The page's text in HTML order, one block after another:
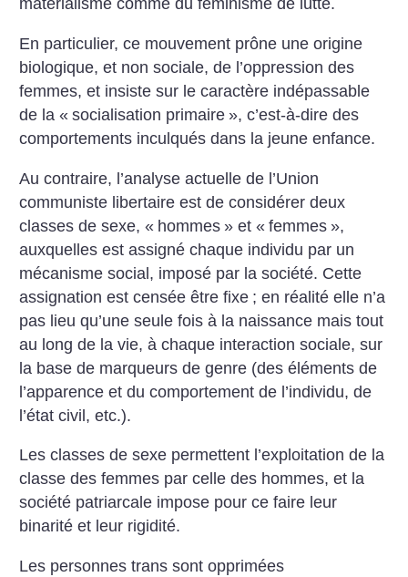
matérialisme comme du féminisme de lutte.
En particulier, ce mouvement prône une origine
biologique, et non sociale, de l’oppression des
femmes, et insiste sur le caractère indépassable
de la « socialisation primaire », c’est-à-dire des
comportements inculqués dans la jeune enfance.
Au contraire, l’analyse actuelle de l’Union
communiste libertaire est de considérer deux
classes de sexe, « hommes » et « femmes »,
auxquelles est assigné chaque individu par un
mécanisme social, imposé par la société. Cette
assignation est censée être fixe ; en réalité elle n’a
pas lieu qu’une seule fois à la naissance mais tout
au long de la vie, à chaque interaction sociale, sur
la base de marqueurs de genre (des éléments de
l’apparence et du comportement de l’individu, de
l’état civil, etc.).
Les classes de sexe permettent l’exploitation de la
classe des femmes par celle des hommes, et la
société patriarcale impose pour ce faire leur
binarité et leur rigidité.
Les personnes trans sont opprimées